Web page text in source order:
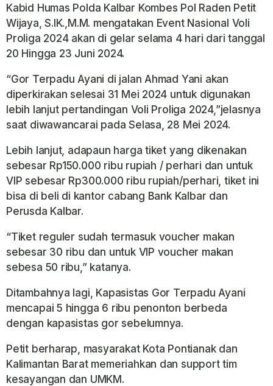
Kabid Humas Polda Kalbar Kombes Pol Raden Petit
Wijaya, S.IK.,M.M. mengatakan Event Nasional Voli
Proliga 2024 akan di gelar selama 4 hari dari tanggal
20 Hingga 23 Juni 2024.
“Gor Terpadu Ayani di jalan Ahmad Yani akan
diperkirakan selesai 31 Mei 2024 untuk digunakan
lebih lanjut pertandingan Voli Proliga 2024,”jelasnya
saat diwawancarai pada Selasa, 28 Mei 2024.
Lebih lanjut, adapaun harga tiket yang dikenakan
sebesar Rp150.000 ribu rupiah / perhari dan untuk
VIP sebesar Rp300.000 ribu rupiah/perhari, tiket ini
bisa di beli di kantor cabang Bank Kalbar dan
Perusda Kalbar.
“Tiket reguler sudah termasuk voucher makan
sebesar 30 ribu dan untuk VIP voucher makan
sebesa 50 ribu,” katanya.
Ditambahnya lagi, Kapasistas Gor Terpadu Ayani
mencapai 5 hingga 6 ribu penonton berbeda
dengan kapasistas gor sebelumnya.
Petit berharap, masyarakat Kota Pontianak dan
Kalimantan Barat memeriahkan dan support tim
kesayangan dan UMKM.